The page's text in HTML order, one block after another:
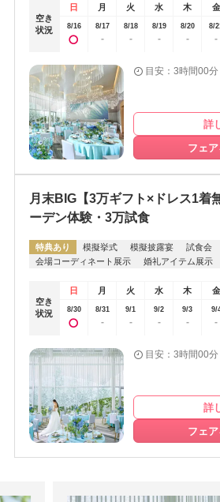
空き
状況
日 月 火 水 木 金
8/16 8/17
-
8/18
-
8/19
-
8/20
-
8/
-
目安：3時間00分
詳
フェ
月末BIG【3万ギフト×ドレス1着
ーデン体験・3万試食
特典あり 模擬挙式 模擬披露宴 試食会
会場コーディネート展示
婚礼アイテム展示
空き
状況
日 月 火 水 木 金
8/30 8/31
-
9/1
-
9/2
-
9/3
-
9/
-
目安：3時間00分
詳
フェ